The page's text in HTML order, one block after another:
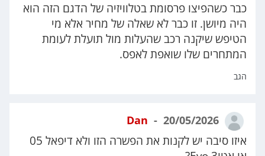
כבר כשהפיצו פרסומת בטלוויזיה של הדגם הזה הוא
היה מיושן. זו כבר לא שאלה של מחיר אלא מי
הטיפש שיקנה רכב שהעלות מול תועלת לעומת
המתחרים שלו שואפת לאפס.
הגב
Dan 20/05/2026
איזו סיבה יש לקנות את הפשרה הזו ולא דיפאל 05